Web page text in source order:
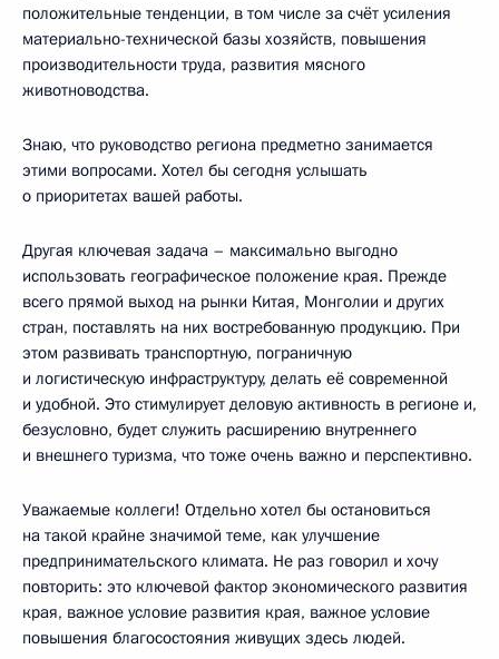
положительные тенденции, в том числе за счёт усиления
материально-технической базы хозяйств, повышения
производительности труда, развития мясного
животноводства.
Знаю, что руководство региона предметно занимается
этими вопросами. Хотел бы сегодня услышать
о приоритетах вашей работы.
Другая ключевая задача – максимально выгодно
использовать географическое положение края. Прежде
всего прямой выход на рынки Китая, Монголии и других
стран, поставлять на них востребованную продукцию. При
этом развивать транспортную, пограничную
и логистическую инфраструктуру, делать её современной
и удобной. Это стимулирует деловую активность в регионе и,
безусловно, будет служить расширению внутреннего
и внешнего туризма, что тоже очень важно и перспективно.
Уважаемые коллеги! Отдельно хотел бы остановиться
на такой крайне значимой теме, как улучшение
предпринимательского климата. Не раз говорил и хочу
повторить: это ключевой фактор экономического развития
края, важное условие развития края, важное условие
повышения благосостояния живущих здесь людей.